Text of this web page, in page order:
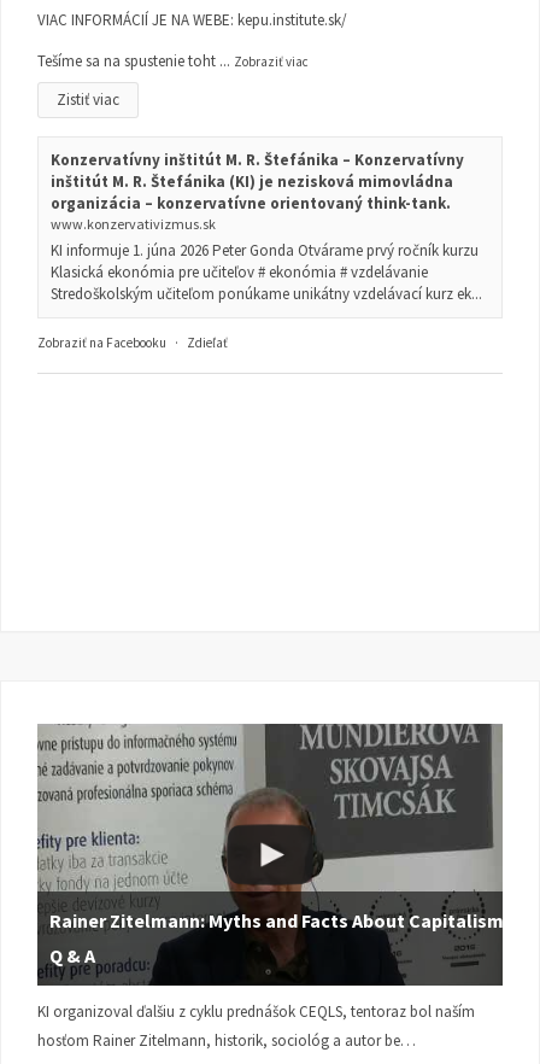
VIAC INFORMÁCIÍ JE NA WEBE: kepu.institute.sk/
Tešíme sa na spustenie toht ... Zobraziť viac
Zistiť viac
Konzervatívny inštitút M. R. Štefánika – Konzervatívny
inštitút M. R. Štefánika (KI) je nezisková mimovládna
organizácia – konzervatívne orientovaný think-tank.
www.konzervativizmus.sk
KI informuje 1. júna 2026 Peter Gonda Otvárame prvý ročník kurzu
Klasická ekonómia pre učiteľov # ekonómia # vzdelávanie
Stredoškolským učiteľom ponúkame unikátny vzdelávací kurz ek...
Zobraziť na Facebooku · Zdieľať
Rainer Zitelmann: Myths and Facts About Capitalism |
Q & A
KI organizoval ďalšiu z cyklu prednášok CEQLS, tentoraz bol naším
hosťom Rainer Zitelmann, historik, sociológ a autor be…